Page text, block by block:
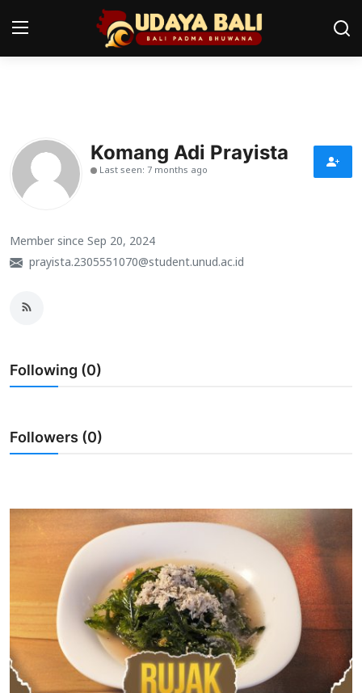
Pura
Desa Adat
Kearifan lokal
Seni
Usadha
Indonesia
Komang Adi Prayista
Last seen: 7 months ago
Member since Sep 20, 2024
prayista.2305551070@student.unud.ac.id
Following (0)
Followers (0)